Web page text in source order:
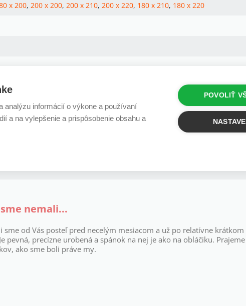
x 200, 200 x 200, 200 x 210, 200 x 220, 180 x 210, 180 x 220
nemali...
sme od Vás posteľ pred necelým mesiacom a už po relatívne krátkom
pevná, precízne urobená a spánok na nej je ako na obláčiku.
ako sme boli práve my.
analýzu informácií o výkone a používaní
a na vylepšenie a prispôsobenie obsahu a
POVOLIŤ